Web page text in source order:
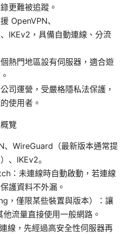
更難被追蹤。
OpenVPN、
IKEv2，具備自動連線、分流
熱門地區設有伺服器，適合遊
司運營，受嚴格隱私法保護，
使用者。
覽
、WireGuard（最新版本通常提
、IKEv2。
：未連線時自動啟動，若連線
護資料不外漏。
，僅限某些裝置與版本）：讓
流量直接使用一般網路。
線，先經過高安全性伺服器再